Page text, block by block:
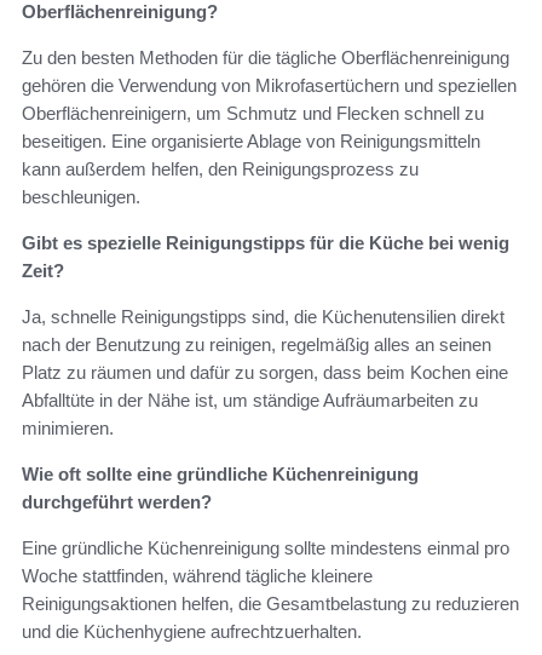
Oberflächenreinigung?
Zu den besten Methoden für die tägliche Oberflächenreinigung
gehören die Verwendung von Mikrofasertüchern und speziellen
Oberflächenreinigern, um Schmutz und Flecken schnell zu
beseitigen. Eine organisierte Ablage von Reinigungsmitteln
kann außerdem helfen, den Reinigungsprozess zu
beschleunigen.
Gibt es spezielle Reinigungstipps für die Küche bei wenig
Zeit?
Ja, schnelle Reinigungstipps sind, die Küchenutensilien direkt
nach der Benutzung zu reinigen, regelmäßig alles an seinen
Platz zu räumen und dafür zu sorgen, dass beim Kochen eine
Abfalltüte in der Nähe ist, um ständige Aufräumarbeiten zu
minimieren.
Wie oft sollte eine gründliche Küchenreinigung
durchgeführt werden?
Eine gründliche Küchenreinigung sollte mindestens einmal pro
Woche stattfinden, während tägliche kleinere
Reinigungsaktionen helfen, die Gesamtbelastung zu reduzieren
und die Küchenhygiene aufrechtzuerhalten.